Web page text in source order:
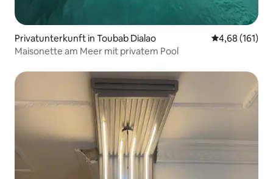
Privatunterkunft in Toubab Dialao
4,68 (161)
Maisonette am Meer mit privatem Pool